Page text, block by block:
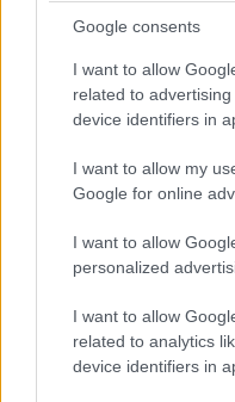
Google consents
I want to allow
related to
device identifiers in
I want to allow my
Google for online
I want to allow
personalized
I want to allow
related to analytics
device identifiers in
Champions League:
πλέι οφ – Ο